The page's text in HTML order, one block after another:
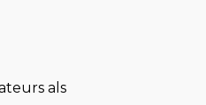
als